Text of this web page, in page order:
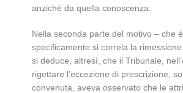
anziché da quella conoscenza.
Nella seconda parte del motivo – che
specificamente si correla la
si deduce, altresì, che il Tribunale,
rigettare l’eccezione di prescrizione,
convenuta, aveva osservato che le